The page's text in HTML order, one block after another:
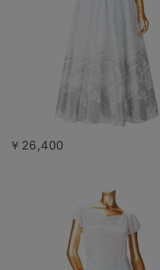
￥26,400